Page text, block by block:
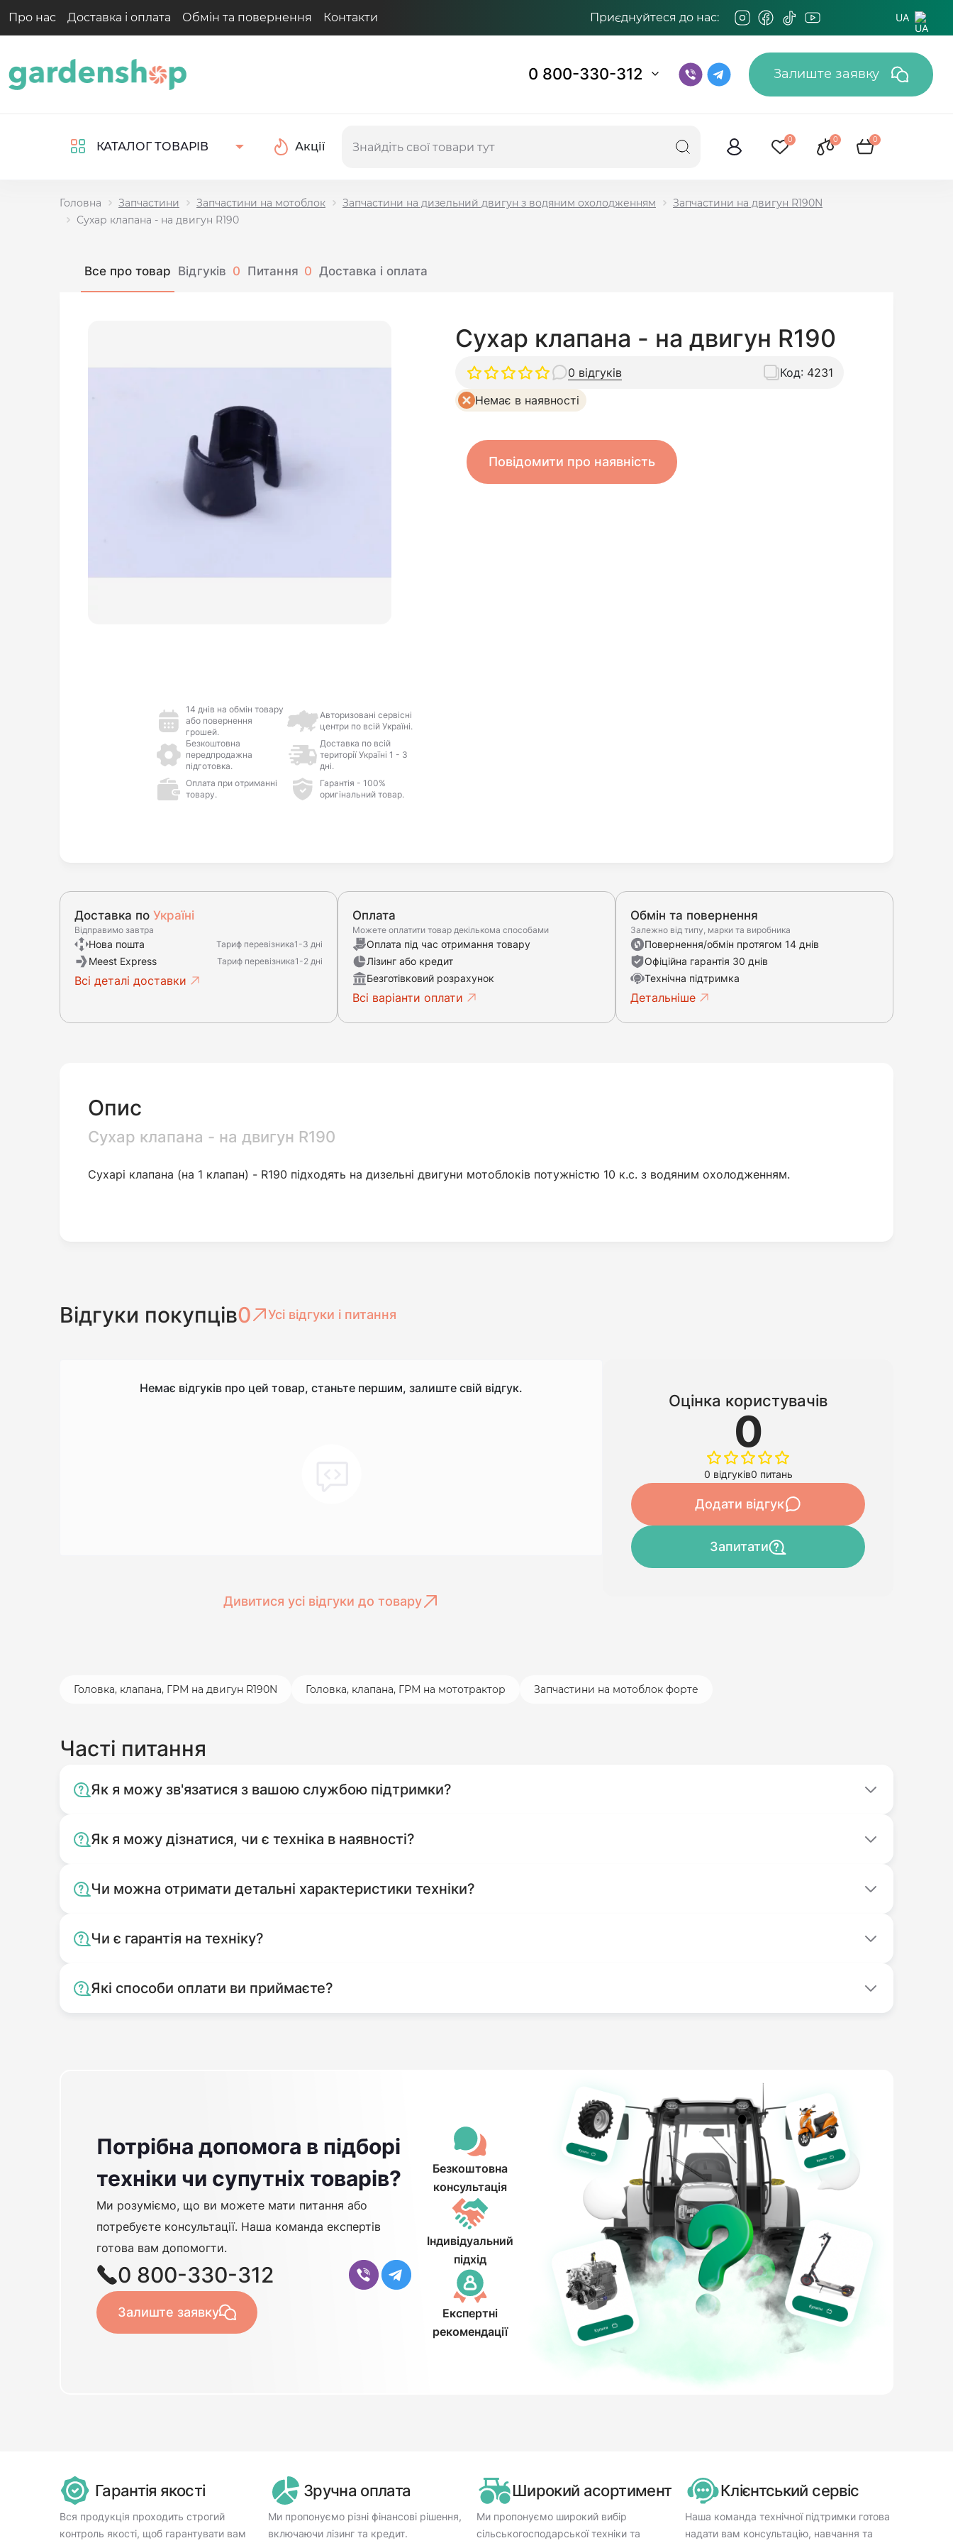
Про нас Доставка і оплата Обмін та повернення Контакти Приєднуйтеся до нас: UA
0 800-330-312 Залиште заявку
КАТАЛОГ ТОВАРІВ Акції
0 0 0
Головна Запчастини Запчастини на мотоблок Запчастини на дизельний двигун з водяним охолодженням
Запчастини на двигун R190N
Сухар клапана - на двигун R190
Все про товар Відгуків 0 Питання 0 Доставка і оплата
14 днів на обмін товару
або повернення
грошей.
Авторизовані сервісні
центри по всій Україні.
Безкоштовна
передпродажна
підготовка.
Доставка по всій
території Україні 1 - 3
дні.
Оплата при отриманні
товару.
Гарантія - 100%
оригінальний товар.
Сухар клапана - на двигун R190
0 відгуків Код: 4231
Немає в наявності
Повідомити про наявність
Доставка по Україні
Відправимо завтра
Нова пошта Тариф перевізника1-3 дні
Meest Express Тариф перевізника1-2 дні
Всі деталі доставки
Оплата
Можете оплатити товар декількома способами
Оплата під час отримання товару
Лізинг або кредит
Безготівковий розрахунок
Всі варіанти оплати
Обмін та повернення
Залежно від типу, марки та виробника
Повернення/обмін протягом 14 днів
Офіційна гарантія 30 днів
Технічна підтримка
Детальніше
Опис
Сухар клапана - на двигун R190
Сухарі клапана (на 1 клапан) - R190 підходять на дизельні двигуни мотоблоків потужністю 10 к.с. з водяним охолодженням.
Відгуки покупців0 Усі відгуки і питання
Немає відгуків про цей товар, станьте першим, залиште свій відгук.
Дивитися усі відгуки до товару
Оцінка користувачів
0
0 відгуків0 питань
Додати відгук
Запитати
Головка, клапана, ГРМ на двигун R190N Головка, клапана, ГРМ на мототрактор Запчастини на мотоблок форте
Часті питання
Як я можу зв'язатися з вашою службою підтримки?
Як я можу дізнатися, чи є техніка в наявності?
Чи можна отримати детальні характеристики техніки?
Чи є гарантія на техніку?
Які способи оплати ви приймаєте?
Потрібна допомога в підборі
техніки чи супутніх товарів?
Ми розуміємо, що ви можете мати питання або
потребуєте консультації. Наша команда експертів
готова вам допомогти.
0 800-330-312
Залиште заявку
Безкоштовна
консультація
Індивідуальний
підхід
Експертні
рекомендації
Гарантія якості
Вся продукція проходить строгий
контроль якості, щоб гарантувати вам
Зручна оплата
Ми пропонуємо різні фінансові рішення,
включаючи лізинг та кредит.
Широкий асортимент
Ми пропонуємо широкий вибір
сільськогосподарської техніки та
Клієнтський сервіс
Наша команда технічної підтримки готова
надати вам консультацію, навчання та